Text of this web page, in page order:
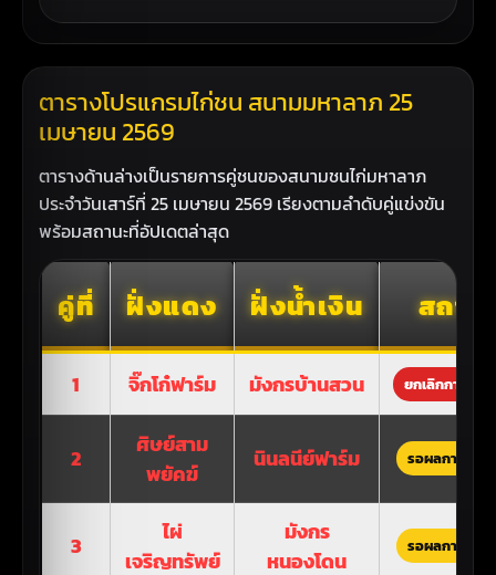
ตารางโปรแกรมไก่ชน สนามมหาลาภ 25
เมษายน 2569
ตารางด้านล่างเป็นรายการคู่ชนของสนามชนไก่มหาลาภ
ประจำวันเสาร์ที่ 25 เมษายน 2569 เรียงตามลำดับคู่แข่งขัน
พร้อมสถานะที่อัปเดตล่าสุด
คู่ที่ ฝั่งแดง ฝั่งน้ำเงิน สถาน
1 จิ๊กโก๋ฟาร์ม มังกรบ้านสวน ยกเลิกการแข่
2
ศิษย์สาม
พยัคฆ์
นินลนีย์ฟาร์ม รอผลการแข่ง
3
ไผ่
เจริญทรัพย์
มังกร
หนองโดน
รอผลการแข่ง